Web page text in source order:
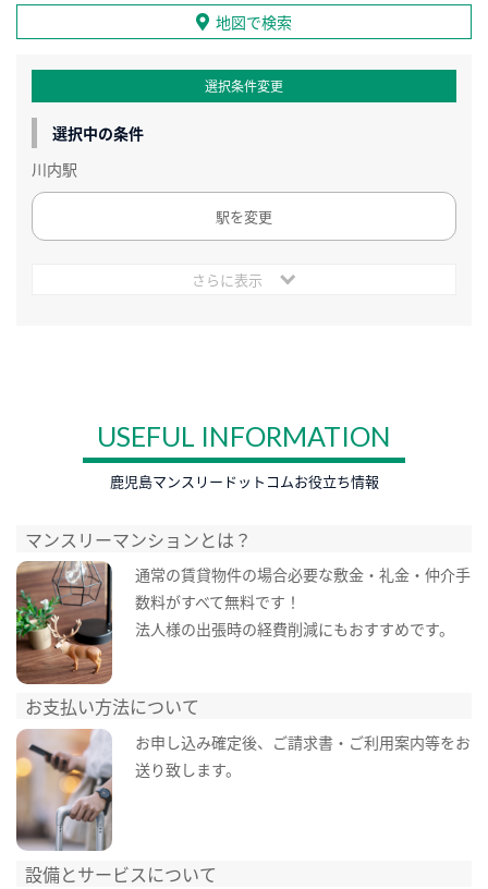
地図で検索
選択条件変更
選択中の条件
川内駅
駅を変更
さらに表示
USEFUL INFORMATION
鹿児島マンスリードットコムお役立ち情報
マンスリーマンションとは？
通常の賃貸物件の場合必要な敷金・礼金・仲介手
数料がすべて無料です！
法人様の出張時の経費削減にもおすすめです。
お支払い方法について
お申し込み確定後、ご請求書・ご利用案内等をお
送り致します。
設備とサービスについて